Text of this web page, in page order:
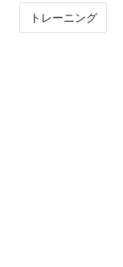
トレーニング